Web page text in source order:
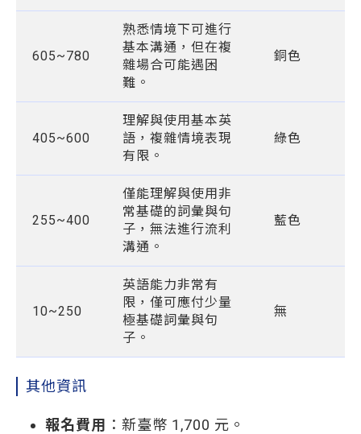
605~780
熟悉情境下可進行
基本溝通，但在複
雜場合可能遇困
難。
銅色
405~600
理解與使用基本英
語，複雜情境表現
有限。
綠色
255~400
僅能理解與使用非
常基礎的詞彙與句
子，無法進行流利
溝通。
藍色
10~250
英語能力非常有
限，僅可應付少量
極基礎詞彙與句
子。
無
其他資訊
報名費用 ：新臺幣 1,700 元。